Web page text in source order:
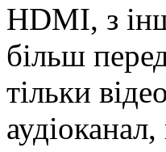
HDMI, з
більш
тільки